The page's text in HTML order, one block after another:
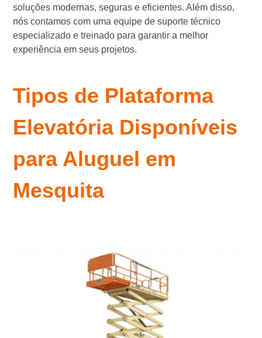
soluções modernas, seguras e eficientes. Além disso,
nós contamos com uma equipe de suporte técnico
especializado e treinado para garantir a melhor
experiência em seus projetos.
Tipos de Plataforma
Elevatória Disponíveis
para Aluguel em
Mesquita